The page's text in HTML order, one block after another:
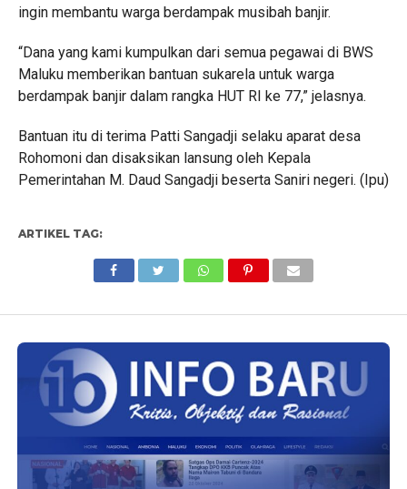
ingin membantu warga berdampak musibah banjir.
“Dana yang kami kumpulkan dari semua pegawai di BWS
Maluku memberikan bantuan sukarela untuk warga
berdampak banjir dalam rangka HUT RI ke 77,” jelasnya.
Bantuan itu di terima Patti Sangadji selaku aparat desa
Rohomoni dan disaksikan lansung oleh Kepala
Pemerintahan M. Daud Sangadji beserta Saniri negeri. (Ipu)
ARTIKEL TAG: